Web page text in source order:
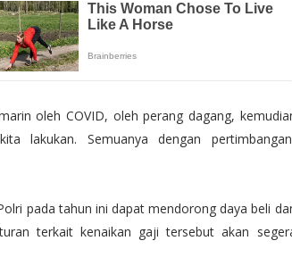
oleh COVID, oleh perang dagang,
lakukan. Semuanya dengan
pada tahun ini dapat mendorong daya beli
terkait kenaikan gaji tersebut akan
"M